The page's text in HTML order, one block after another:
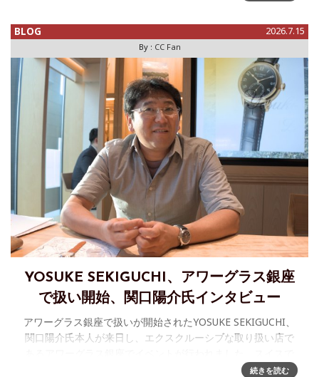
BLOG 2026.7.15
By : CC Fan
YOSUKE SEKIGUCHI、アワーグラス銀座
で扱い開始、関口陽介氏インタビュー
アワーグラス銀座で扱いが開始されたYOSUKE SEKIGUCHI、
関口陽介氏本人が来日し、エクスクルーシブな取り扱い店で
は何度もお話は伺っているのですが、改めて時計作りについ
続きを読む